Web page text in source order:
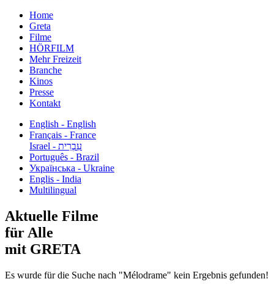
Home
Greta
Filme
HÖRFILM
Mehr Freizeit
Branche
Kinos
Presse
Kontakt
English - English
Français - France
עִבְרִית - Israel
Português - Brazil
Українська - Ukraine
Englis - India
Multilingual
Aktuelle Filme
für Alle
mit GRETA
Es wurde für die Suche nach "Mélodrame" kein Ergebnis gefunden!